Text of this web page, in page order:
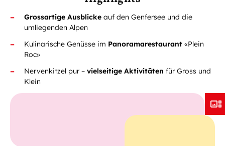
Grossartige Ausblicke auf den Genfersee und die
umliegenden Alpen
Kulinarische Genüsse im Panoramarestaurant «Plein
Roc»
Nervenkitzel pur – vielseitige Aktivitäten für Gross und
Klein